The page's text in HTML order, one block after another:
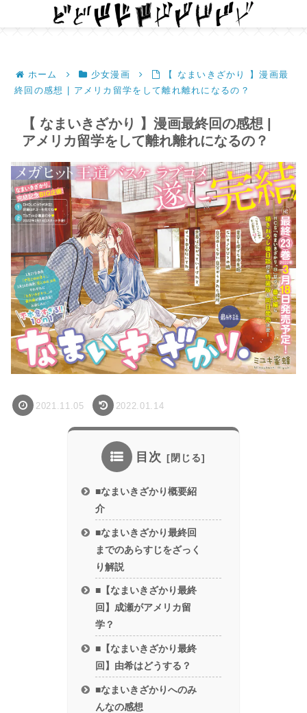
ホーム 少女漫画
【 なまいきざかり 】漫画最
終回の感想 | アメリカ留学をして離れ離れになるの？
【 なまいきざかり 】漫画最終回の感想 |
アメリカ留学をして離れ離れになるの？
2021.11.05 2022.01.14
目次
■なまいきざかり概要紹
介
■なまいきざかり最終回
までのあらすじをざっく
り解説
■【なまいきざかり最終
回】成瀬がアメリカ留
学？
■【なまいきざかり最終
回】由希はどうする？
■なまいきざかりへのみ
んなの感想